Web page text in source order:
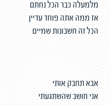
מלמעלה כבר הכל נחתם
אז ממה אתה פוחד עדיין
הכל זה חשבונות שמיים
אבא תחבק אותי
אני חושב שהשתגעתי